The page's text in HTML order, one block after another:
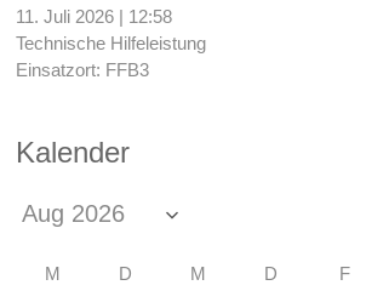
11. Juli 2026 | 12:58
Technische Hilfeleistung
Einsatzort: FFB3
Kalender
M D M D F